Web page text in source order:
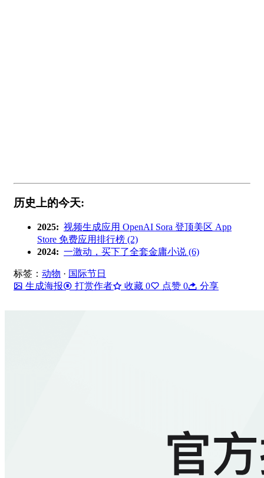
历史上的今天:
2025: 视频生成应用 OpenAI Sora 登顶美区 App
Store 免费应用排行榜 (2)
2024: 一激动，买下了全套金庸小说 (6)
标签： 动物 · 国际节日
生成海报
打赏作者 收藏 0 点赞 0 分享